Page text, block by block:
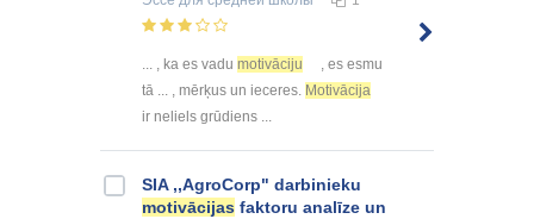
... , ka es vadu motivāciju
, es esmu
tā ... , mērķus un ieceres. Motivācija
ir neliels grūdiens ...
SIA ,,AgroCorp" darbinieku
motivācijas faktoru analīze un